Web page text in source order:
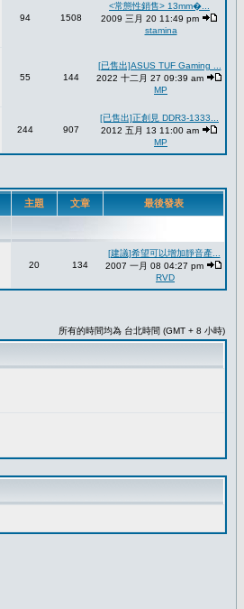
94 1508
<常態性銷售> 13mm�...
2009 三月 20 11:49 pm
stamina
55 144
[已售出]ASUS TUF Gaming ...
2022 十二月 27 09:39 am
MP
244 907
[已售出]正創見 DDR3-1333...
2012 五月 13 11:00 am
MP
主題 文章 最後發表
20 134
[建議]希望可以增加靜音產...
2007 一月 08 04:27 pm
RVD
所有的時間均為 台北時間 (GMT + 8 小時)